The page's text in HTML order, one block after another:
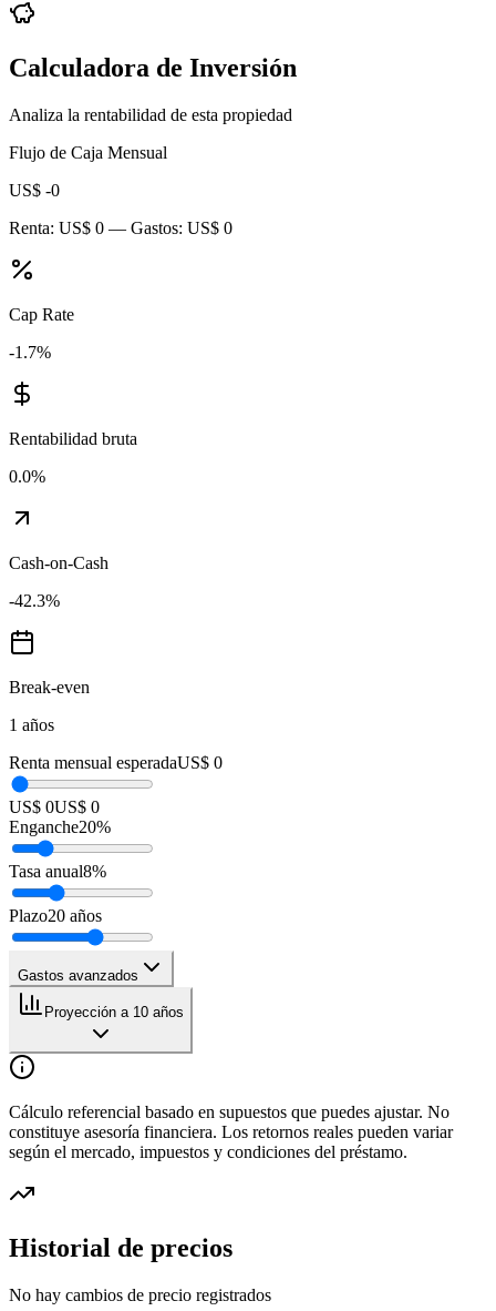
Calculadora de Inversión
Analiza la rentabilidad de esta propiedad
Flujo de Caja Mensual
US$ -0
Renta: US$ 0 — Gastos: US$ 0
Cap Rate
-1.7%
Rentabilidad bruta
0.0%
Cash-on-Cash
-42.3%
Break-even
1 años
Renta mensual esperadaUS$ 0
US$ 0US$ 0
Enganche20%
Tasa anual8%
Plazo20 años
Gastos avanzados
Proyección a 10 años
Cálculo referencial basado en supuestos que puedes ajustar. No
constituye asesoría financiera. Los retornos reales pueden variar
según el mercado, impuestos y condiciones del préstamo.
Historial de precios
No hay cambios de precio registrados